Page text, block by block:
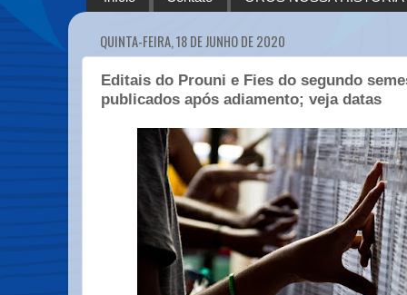
QUINTA-FEIRA, 18 DE JUNHO DE 2020
Editais do Prouni e Fies do segundo
publicados após adiamento; veja datas